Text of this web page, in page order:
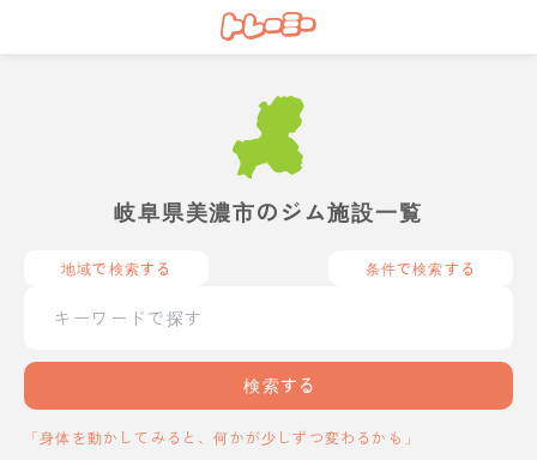
岐阜県美濃市のジム施設一覧
地域で検索する 条件で検索する
検索する
「身体を動かしてみると、何かが少しずつ変わるかも」